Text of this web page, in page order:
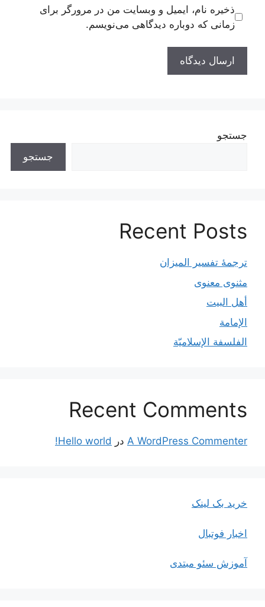
ذخیره نام، ایمیل و وبسایت من در مرورگر برای
زمانی که دوباره دیدگاهی می‌نویسم.
جستجو
جستجو
Recent Posts
ترجمۀ تفسیر المیزان
مثنوی معنوی
أهل البيت
الإمامة
الفلسفة الإسلاميّة
Recent Comments
A WordPress Commenter در Hello world!
خرید بک لینک
اخبار فوتبال
آموزش سئو مبتدی